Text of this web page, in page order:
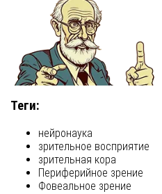
Теги:
нейронаука
зрительное восприятие
зрительная кора
Периферийное зрение
Фовеальное зрение